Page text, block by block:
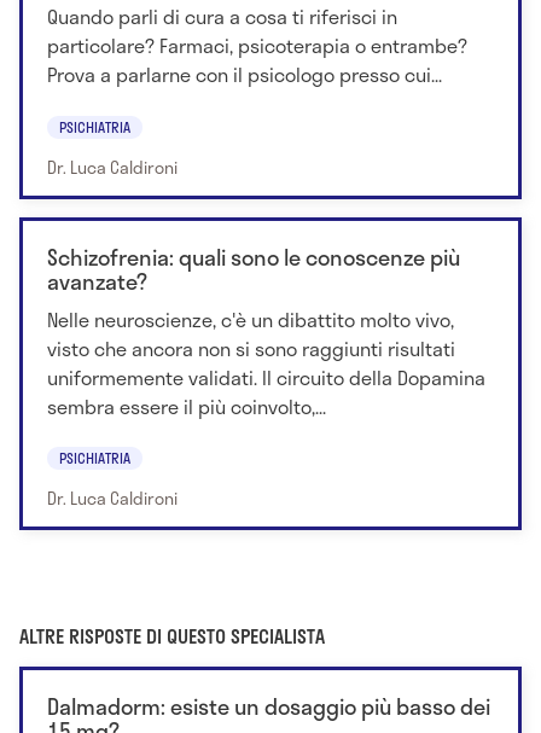
Quando parli di cura a cosa ti riferisci in
particolare? Farmaci, psicoterapia o entrambe?
Prova a parlarne con il psicologo presso cui...
PSICHIATRIA
Dr. Luca Caldironi
Schizofrenia: quali sono le conoscenze più
avanzate?
Nelle neuroscienze, c'è un dibattito molto vivo,
visto che ancora non si sono raggiunti risultati
uniformemente validati. Il circuito della Dopamina
sembra essere il più coinvolto,...
PSICHIATRIA
Dr. Luca Caldironi
ALTRE RISPOSTE DI QUESTO SPECIALISTA
Dalmadorm: esiste un dosaggio più basso dei